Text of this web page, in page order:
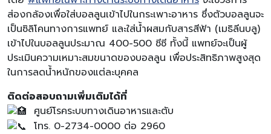
ส่องกล้องเพื่อใส่บอลลูนเข้าไปในกระเพาะอาหาร ซึ่งตัวบอลลูนจะ
เป็นซิลิโคนทางการแพทย์ และใส่น้ำผสมกับสารสีฟ้า (เมธิลีนบลู)
เข้าไปในบอลลูนประมาณ 400-500 ซีซี ทั้งนี้ แพทย์จะเป็นผู้
ประเมินความเหมาะสมขนาดของบอลลูน เพื่อประสิทธิภาพสูงสุด
ในการลดน้ำหนักของแต่ละบุคคล
ติดต่อสอบถามเพิ่มเติมได้ที่
ศูนย์โรคระบบทางเดินอาหารและตับ
โทร. 0-2734-0000 ต่อ 2960